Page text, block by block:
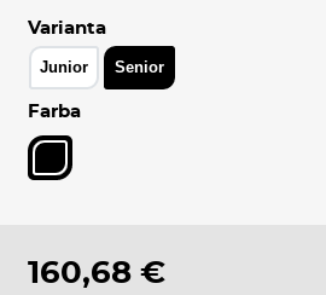
Varianta
Junior Senior
Farba
160,68 €